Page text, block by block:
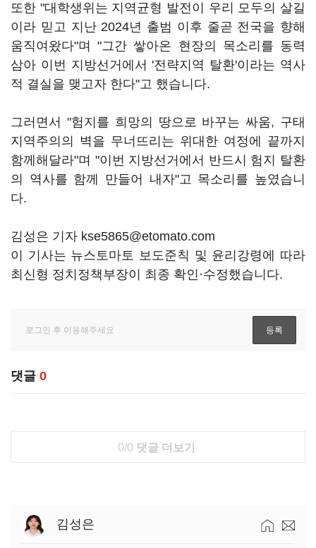
또한 "대학생위는 지역균형 발전이 우리 모두의 살길
이라 믿고 지난 2024년 출범 이후 줄곧 전국을 향해
움직여왔다"며 "그간 쌓아온 현장의 목소리를 동력
삼아 이번 지방선거에서 '전략지역 탈환'이라는 역사
적 결실을 맺고자 한다"고 했습니다.
그러면서 "험지를 희망의 땅으로 바꾸는 싸움, 구태
지역주의의 벽을 무너뜨리는 위대한 여정에 끝까지
함께해달라"며 "이번 지방선거에서 반드시 험지 탈환
의 역사를 함께 만들어 내자"고 목소리를 높였습니
다.
김성은 기자 kse5865@etomato.com
이 기사는 뉴스토마토 보도준칙 및 윤리강령에 따라
최신형 정치정책부장이 최종 확인·수정했습니다.
댓글 0
0/0 댓글 더보기
김성은